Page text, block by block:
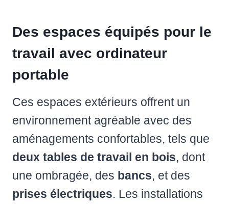
Des espaces équipés pour le
travail avec ordinateur
portable
Ces espaces extérieurs offrent un
environnement agréable avec des
aménagements confortables, tels que
deux tables de travail en bois, dont
une ombragée, des bancs, et des
prises électriques. Les installations